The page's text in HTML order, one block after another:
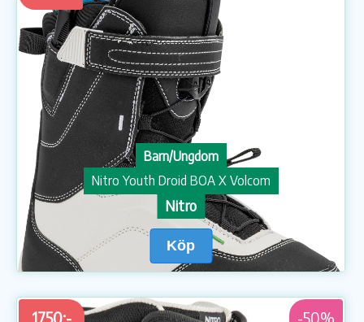
Barn/Ungdom
Nitro Youth Droid BOA X Volcom
Nitro
Köp
1750:- -50%